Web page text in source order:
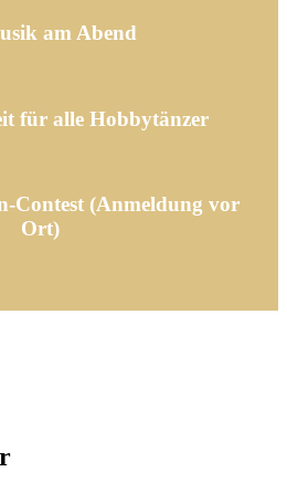
am Abend
für alle Hobbytänzer
Contest (Anmeldung vor
Ort)